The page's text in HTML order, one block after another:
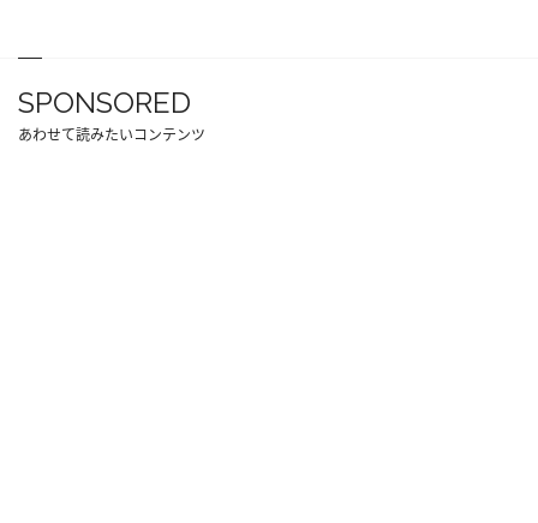
SPONSORED
あわせて読みたいコンテンツ